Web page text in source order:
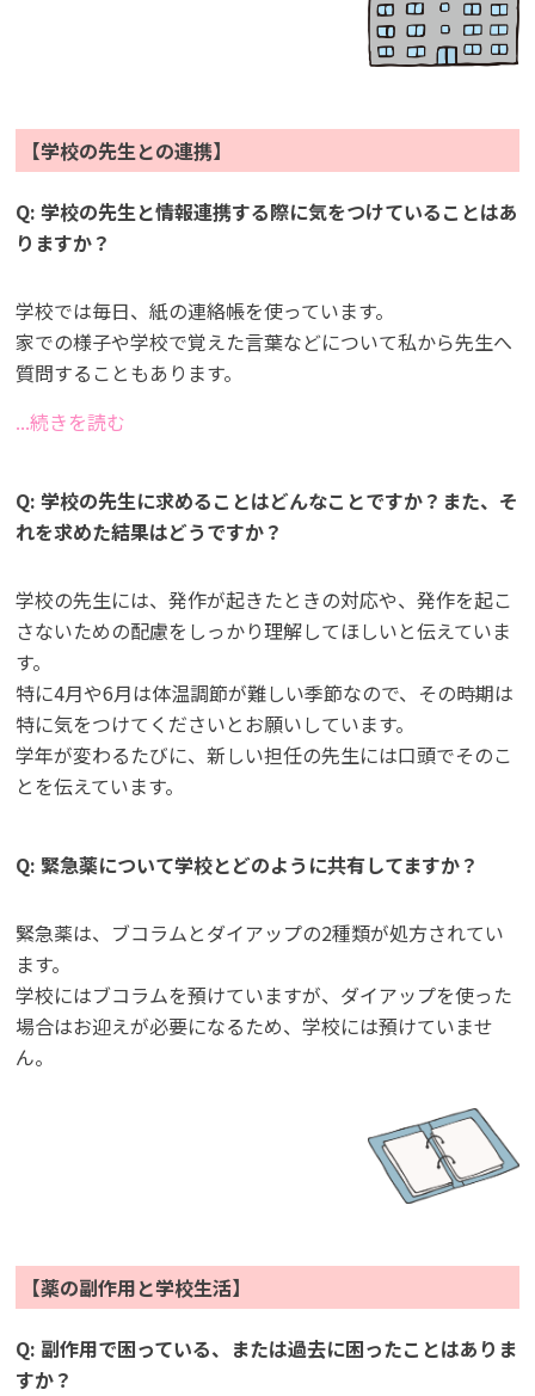
【学校の先生との連携】
Q: 学校の先生と情報連携する際に気をつけていることはあ
りますか？
学校では毎日、紙の連絡帳を使っています。
家での様子や学校で覚えた言葉などについて私から先生へ
質問することもあります。
...続きを読む
Q: 学校の先生に求めることはどんなことですか？また、そ
れを求めた結果はどうですか？
学校の先生には、発作が起きたときの対応や、発作を起こ
さないための配慮をしっかり理解してほしいと伝えていま
す。
特に4月や6月は体温調節が難しい季節なので、その時期は
特に気をつけてくださいとお願いしています。
学年が変わるたびに、新しい担任の先生には口頭でそのこ
とを伝えています。
Q: 緊急薬について学校とどのように共有してますか？
緊急薬は、ブコラムとダイアップの2種類が処方されてい
ます。
学校にはブコラムを預けていますが、ダイアップを使った
場合はお迎えが必要になるため、学校には預けていませ
ん。
【薬の副作用と学校生活】
Q: 副作用で困っている、または過去に困ったことはありま
すか？